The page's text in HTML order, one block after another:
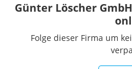
Günter Löscher
Folge dieser Firma um